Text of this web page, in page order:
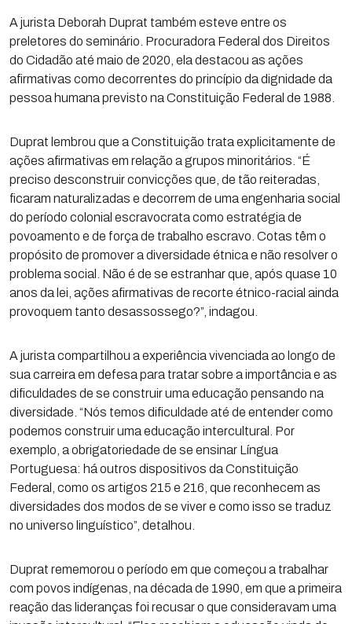
A jurista Deborah Duprat também esteve entre os
preletores do seminário. Procuradora Federal dos Direitos
do Cidadão até maio de 2020, ela destacou as ações
afirmativas como decorrentes do princípio da dignidade da
pessoa humana previsto na Constituição Federal de 1988.
Duprat lembrou que a Constituição trata explicitamente de
ações afirmativas em relação a grupos minoritários. “É
preciso desconstruir convicções que, de tão reiteradas,
ficaram naturalizadas e decorrem de uma engenharia social
do período colonial escravocrata como estratégia de
povoamento e de força de trabalho escravo. Cotas têm o
propósito de promover a diversidade étnica e não resolver o
problema social. Não é de se estranhar que, após quase 10
anos da lei, ações afirmativas de recorte étnico-racial ainda
provoquem tanto desassossego?”, indagou.
A jurista compartilhou a experiência vivenciada ao longo de
sua carreira em defesa para tratar sobre a importância e as
dificuldades de se construir uma educação pensando na
diversidade. “Nós temos dificuldade até de entender como
podemos construir uma educação intercultural. Por
exemplo, a obrigatoriedade de se ensinar Língua
Portuguesa: há outros dispositivos da Constituição
Federal, como os artigos 215 e 216, que reconhecem as
diversidades dos modos de se viver e como isso se traduz
no universo linguístico”, detalhou.
Duprat rememorou o período em que começou a trabalhar
com povos indígenas, na década de 1990, em que a primeira
reação das lideranças foi recusar o que consideravam uma